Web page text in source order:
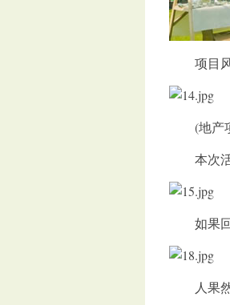
项目风
(地产项
本次活
如果回
人果然